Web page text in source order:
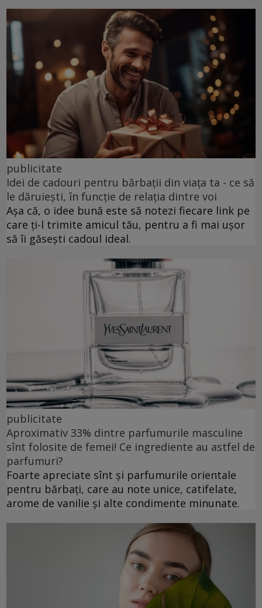
publicitate
Idei de cadouri pentru bărbații din viața ta - ce să
le dăruiești, în funcție de relația dintre voi
Așa că, o idee bună este să notezi fiecare link pe
care ți-l trimite amicul tău, pentru a fi mai ușor
să îi găsești cadoul ideal.
publicitate
Aproximativ 33% dintre parfumurile masculine
sînt folosite de femei! Ce ingrediente au astfel de
parfumuri?
Foarte apreciate sînt și parfumurile orientale
pentru bărbați, care au note unice, catifelate,
arome de vanilie și alte condimente minunate.